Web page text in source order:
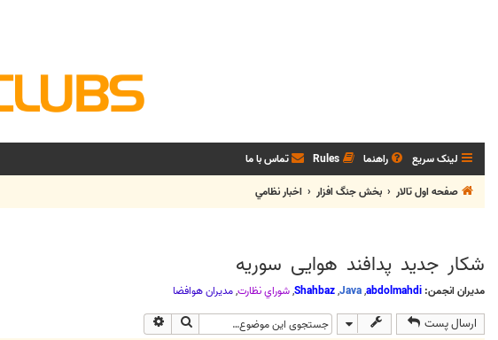
لینک سریع راهنما Rules تماس با ما
صفحه اول تالار
بخش جنگ افزار اخبار نظامي
شکار جدید پدافند هوایی سوریه
مدیران انجمن: abdolmahdi
,
Java
,
Shahbaz
,شوراي نظارت,مديران هوافضا
ارسال پست جستجو